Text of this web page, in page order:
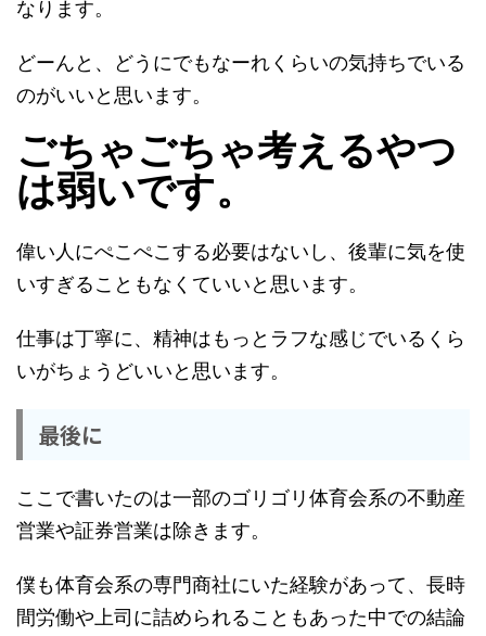
なります。
どーんと、どうにでもなーれくらいの気持ちでいる
のがいいと思います。
ごちゃごちゃ考えるやつ
は弱いです。
偉い人にぺこぺこする必要はないし、後輩に気を使
いすぎることもなくていいと思います。
仕事は丁寧に、精神はもっとラフな感じでいるくら
いがちょうどいいと思います。
最後に
ここで書いたのは一部のゴリゴリ体育会系の不動産
営業や証券営業は除きます。
僕も体育会系の専門商社にいた経験があって、長時
間労働や上司に詰められることもあった中での結論